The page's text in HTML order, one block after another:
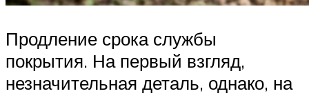
Продление срока службы
покрытия. На первый взгляд,
незначительная деталь, однако, на